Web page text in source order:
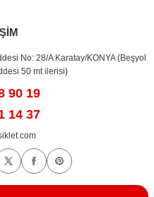
No: 28/A Karatay/KONYA (Beşyol
50 mt ilerisi)
90 19
14 37